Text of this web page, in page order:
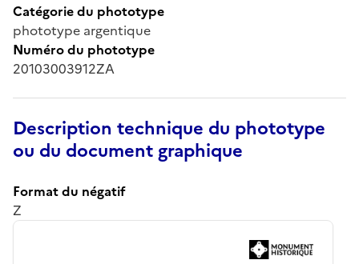
Catégorie du phototype
phototype argentique
Numéro du phototype
20103003912ZA
Description technique du phototype
ou du document graphique
Format du négatif
Z